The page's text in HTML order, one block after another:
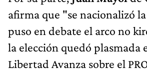
afirma que "se nacionalizó
puso en debate el arco no
la elección quedó plasmada
Libertad Avanza sobre el